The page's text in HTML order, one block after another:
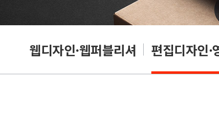
웹디자인·웹퍼블리셔 편집디자인·